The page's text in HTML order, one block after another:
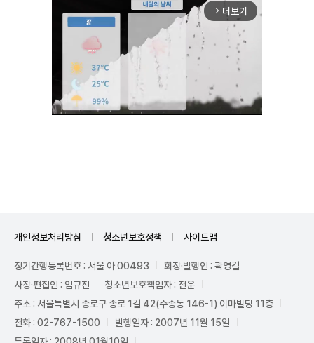
arrow_forward_ios 더보기
개인정보처리방침 청소년보호정책 사이트맵
정기간행등록번호 : 서울 아 00493
회장·발행인 : 곽영길
사장·편집인 : 임규진
청소년보호책임자 : 전운
주소 : 서울특별시 종로구 종로 1길 42(수송동 146-1) 이마빌딩 11층
전화 : 02-767-1500
발행일자 : 2007년 11월 15일